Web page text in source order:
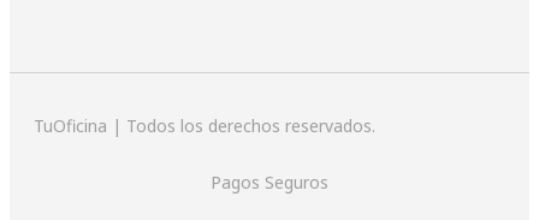
TuOficina | Todos los derechos reservados.
Pagos Seguros